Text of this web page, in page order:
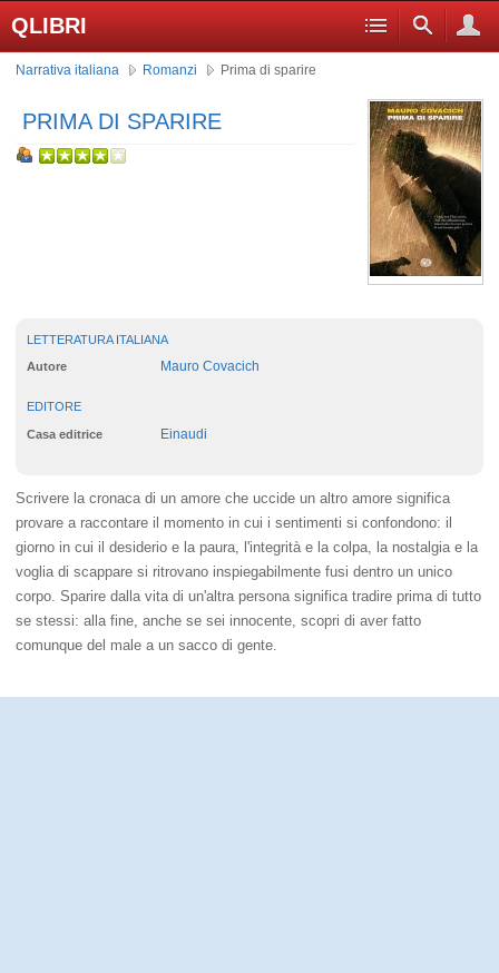
QLIBRI
Narrativa italiana Romanzi Prima di sparire
PRIMA DI SPARIRE
LETTERATURA ITALIANA
Autore Mauro Covacich
EDITORE
Casa editrice Einaudi
Scrivere la cronaca di un amore che uccide un altro amore significa
provare a raccontare il momento in cui i sentimenti si confondono: il
giorno in cui il desiderio e la paura, l'integrità e la colpa, la nostalgia e la
voglia di scappare si ritrovano inspiegabilmente fusi dentro un unico
corpo. Sparire dalla vita di un'altra persona significa tradire prima di tutto
se stessi: alla fine, anche se sei innocente, scopri di aver fatto
comunque del male a un sacco di gente.